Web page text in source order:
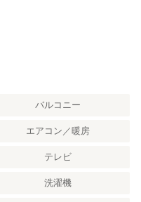
バルコニー
エアコン／暖房
テレビ
洗濯機